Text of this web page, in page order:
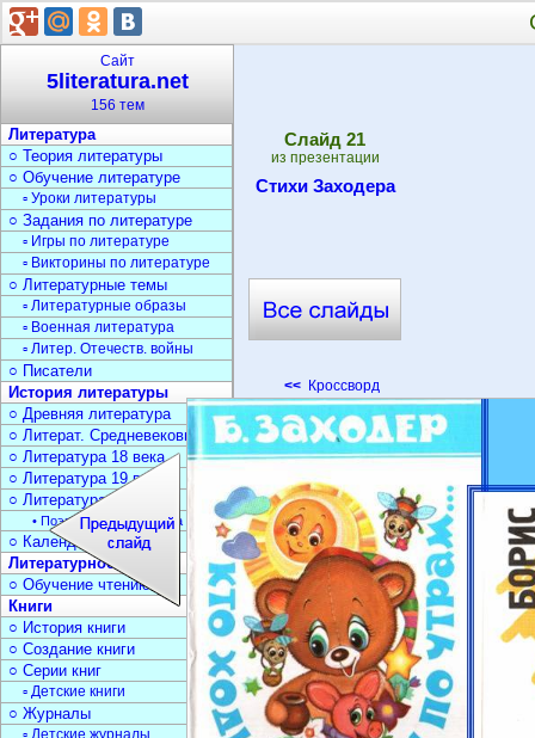
Cлайд 21
из презентации
Стихи Заходера
<< Кроссворд
Сайт
5literatura.net
156 тем
Литература
○ Теория литературы
○ Обучение литературе
▫ Уроки литературы
○ Задания по литературе
▫ Игры по литературе
▫ Викторины по литературе
○ Литературные темы
▫ Литературные образы
▫ Военная литература
▫ Литер. Отечеств. войны
○ Писатели
История литературы
○ Древняя литература
○ Литерат. Средневековья
○ Литература 18 века
○ Литература 19 века
○ Литература 20 века
• Поэзия Серебрян. века
○ Календарь дат
Литературное чтение
○ Обучение чтению
Книги
○ История книги
○ Создание книги
○ Серии книг
▫ Детские книги
○ Журналы
▫ Детские журналы